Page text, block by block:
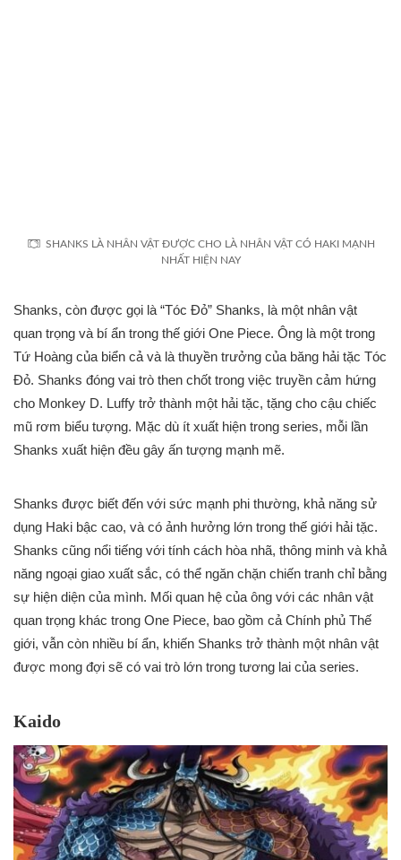
SHANKS LÀ NHÂN VẬT ĐƯỢC CHO LÀ NHÂN VẬT CÓ HAKI MẠNH
NHẤT HIỆN NAY
Shanks, còn được gọi là “Tóc Đỏ” Shanks, là một nhân vật
quan trọng và bí ẩn trong thế giới One Piece. Ông là một trong
Tứ Hoàng của biển cả và là thuyền trưởng của băng hải tặc Tóc
Đỏ. Shanks đóng vai trò then chốt trong việc truyền cảm hứng
cho Monkey D. Luffy trở thành một hải tặc, tặng cho cậu chiếc
mũ rơm biểu tượng. Mặc dù ít xuất hiện trong series, mỗi lần
Shanks xuất hiện đều gây ấn tượng mạnh mẽ.
Shanks được biết đến với sức mạnh phi thường, khả năng sử
dụng Haki bậc cao, và có ảnh hưởng lớn trong thế giới hải tặc.
Shanks cũng nổi tiếng với tính cách hòa nhã, thông minh và khả
năng ngoại giao xuất sắc, có thể ngăn chặn chiến tranh chỉ bằng
sự hiện diện của mình. Mối quan hệ của ông với các nhân vật
quan trọng khác trong One Piece, bao gồm cả Chính phủ Thế
giới, vẫn còn nhiều bí ẩn, khiến Shanks trở thành một nhân vật
được mong đợi sẽ có vai trò lớn trong tương lai của series.
Kaido